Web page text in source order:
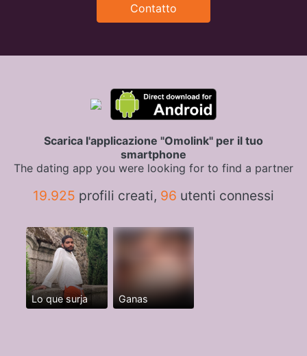
Contatto
Scarica l'applicazione "Omolink" per il tuo
smartphone
The dating app you were looking for to find a partner
19.925 profili creati, 96 utenti connessi
Lo que surja Ganas